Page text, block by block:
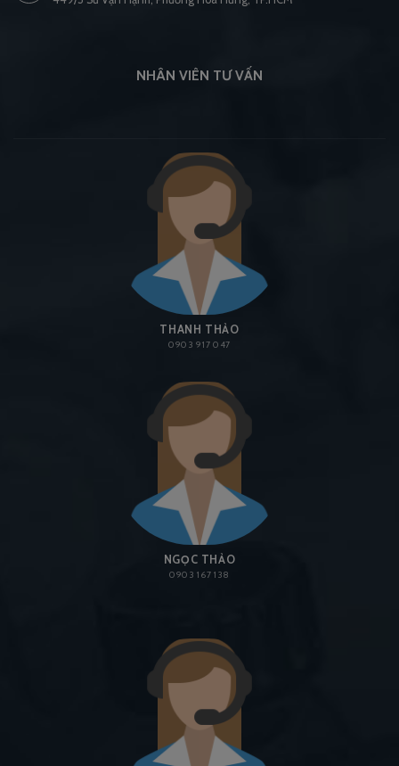
NHÂN VIÊN TƯ VẤN
THANH THẢO
0903 917 047
NGỌC THẢO
0903 167 138